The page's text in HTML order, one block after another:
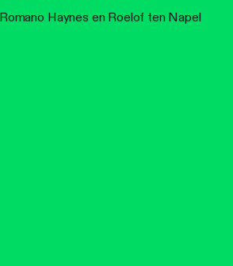
Haynes en Roelof ten Napel